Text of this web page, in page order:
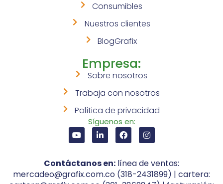
Consumibles
Nuestros clientes
BlogGrafix
Empresa:
Sobre nosotros
Trabaja con nosotros
Política de privacidad
Síguenos en:
Contáctanos en: línea de ventas:
mercadeo@grafix.com.co (318-2431899) | cartera: